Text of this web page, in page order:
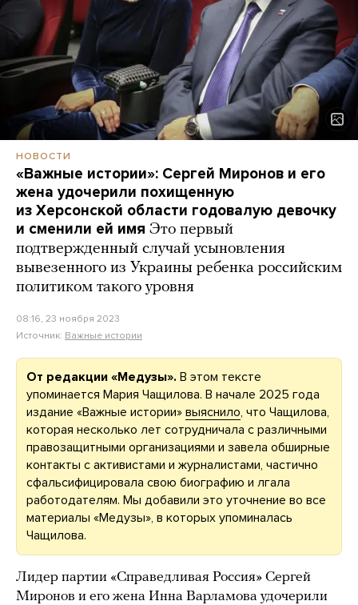
НОВОСТИ
«Важные истории»: Сергей Миронов и его
жена удочерили похищенную
из Херсонской области годовалую девочку
и сменили ей имя Это первый
подтвержденный случай усыновления
вывезенного из Украины ребенка российским
политиком такого уровня
08:16, 23 ноября 2023
Источник: Важные истории
От редакции «Медузы». В этом тексте
упоминается Мария Чащилова. В начале 2025 года
издание «Важные истории» выяснило, что Чащилова,
которая несколько лет сотрудничала с различными
правозащитными организациями и завела обширные
контакты с активистами и журналистами, частично
сфальсифицировала свою биографию и лгала
работодателям. Мы добавили это уточнение во все
материалы «Медузы», в которых упоминалась
Чащилова.
Лидер партии «Справедливая Россия» Сергей
Миронов и его жена Инна Варламова удочерили